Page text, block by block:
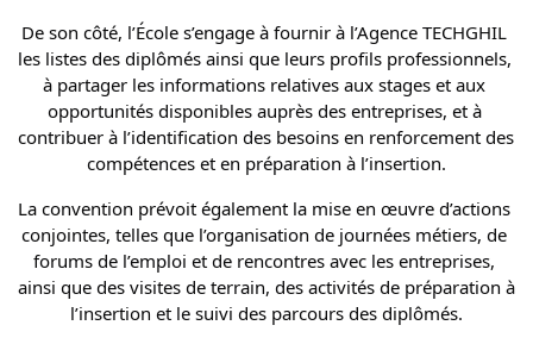
De son côté, l’École s’engage à fournir à l’Agence TECHGHIL
les listes des diplômés ainsi que leurs profils professionnels,
à partager les informations relatives aux stages et aux
opportunités disponibles auprès des entreprises, et à
contribuer à l’identification des besoins en renforcement des
compétences et en préparation à l’insertion.
La convention prévoit également la mise en œuvre d’actions
conjointes, telles que l’organisation de journées métiers, de
forums de l’emploi et de rencontres avec les entreprises,
ainsi que des visites de terrain, des activités de préparation à
l’insertion et le suivi des parcours des diplômés.